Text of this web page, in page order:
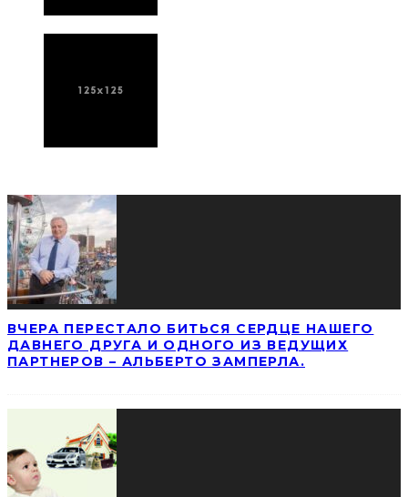
ВЧЕРА ПЕРЕСТАЛО БИТЬСЯ СЕРДЦЕ НАШЕГО
ДАВНЕГО ДРУГА И ОДНОГО ИЗ ВЕДУЩИХ
ПАРТНЕРОВ – АЛЬБЕРТО ЗАМПЕРЛА.